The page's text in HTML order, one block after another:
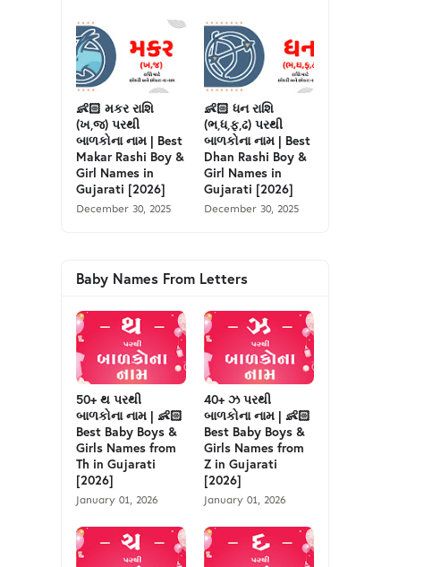
👶🏻 મકર રાશિ
(ખ,જ) પરથી
બાળકોના નામ | Best
Makar Rashi Boy &
Girl Names in
Gujarati [2026]
December 30, 2025
👶🏻 ધન રાશિ
(ભ,ધ,ફ,ઢ) પરથી
બાળકોના નામ | Best
Dhan Rashi Boy &
Girl Names in
Gujarati [2026]
December 30, 2025
Baby Names From Letters
50+ થ પરથી
બાળકોના નામ | 👶🏻
Best Baby Boys &
Girls Names from
Th in Gujarati
[2026]
January 01, 2026
40+ ઝ પરથી
બાળકોના નામ | 👶🏻
Best Baby Boys &
Girls Names from
Z in Gujarati
[2026]
January 01, 2026